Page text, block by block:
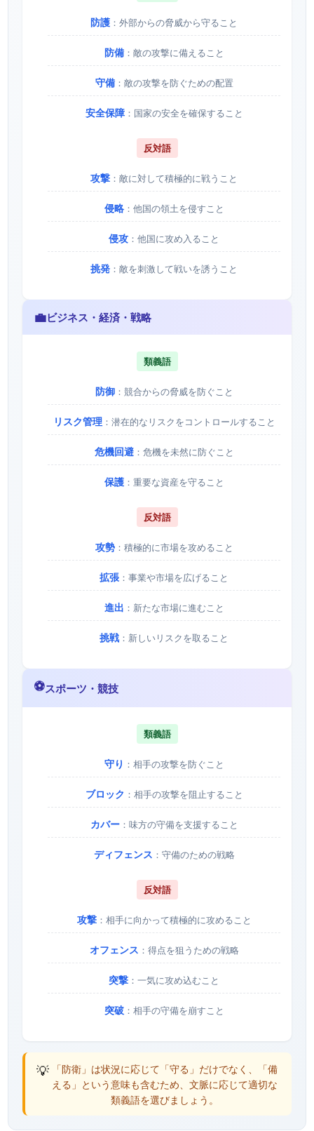
防護 ：外部からの脅威から守ること
防備：敵の攻撃に備えること
守備：敵の攻撃を防ぐための配置
安全保障：国家の安全を確保すること
反対語
攻撃 ：敵に対して積極的に戦うこと
侵略：他国の領土を侵すこと
侵攻 ：他国に攻め入ること
挑発 ：敵を刺激して戦いを誘うこと
💼ビジネス・経済・戦略
類義語
防御：競合からの脅威を防ぐこと
リスク管理：潜在的なリスクをコントロールすること
危機回避：危機を未然に防ぐこと
保護：重要な資産を守ること
反対語
攻勢：積極的に市場を攻めること
拡張 ：事業や市場を広げること
進出 ：新たな市場に進むこと
挑戦 ：新しいリスクを取ること
⚽スポーツ・競技
類義語
守り ：相手の攻撃を防ぐこと
ブロック ：相手の攻撃を阻止すること
カバー：味方の守備を支援すること
ディフェンス ：守備のための戦略
反対語
攻撃：相手に向かって積極的に攻めること
オフェンス ：得点を狙うための戦略
突撃 ：一気に攻め込むこと
突破：相手の守備を崩すこと
💡 「防衛」は状況に応じて「守る」だけでなく、「備
える」という意味も含むため、文脈に応じて適切な
類義語を選びましょう。